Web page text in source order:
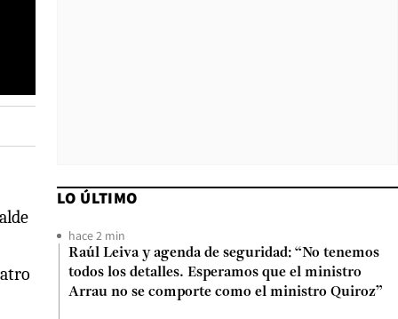
LO ÚLTIMO
hace 2 min
Raúl Leiva y agenda de seguridad: “No tenemos
todos los detalles. Esperamos que el ministro
Arrau no se comporte como el ministro Quiroz”